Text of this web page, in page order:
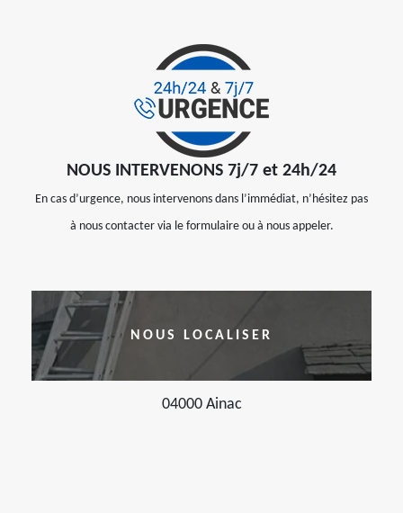
NOUS INTERVENONS 7j/7 et 24h/24
En cas d’urgence, nous intervenons dans l’immédiat, n’hésitez pas
à nous contacter via le formulaire ou à nous appeler.
NOUS LOCALISER
04000 Ainac